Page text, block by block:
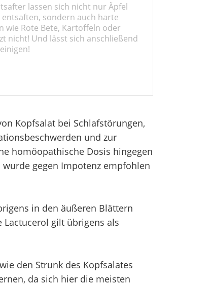
lassen sich nicht nur Äpfel
sondern auch harte
wie Rote Bete, Kartoffeln oder
nicht! Und lässt sich anschließend
Kopfsalat bei Schlafstörungen,
und zur
homöopathische Dosis hingegen
gegen Impotenz empfohlen
in den äußeren Blättern
Lactucerol gilt übrigens als
den Strunk des Kopfsalates
da sich hier die meisten